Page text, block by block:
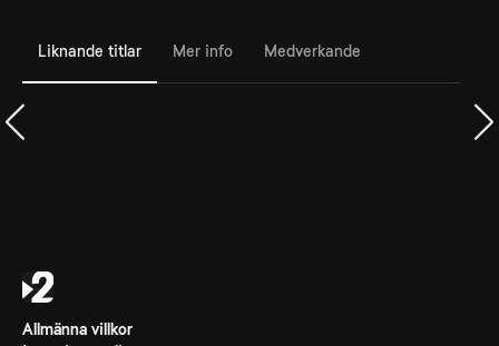
Liknande titlar Mer info Medverkande
Allmänna villkor